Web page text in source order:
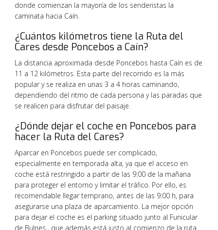
donde comienzan la mayoría de los senderistas la
caminata hacia Caín.
¿Cuántos kilómetros tiene la Ruta del
Cares desde Poncebos a Caín?
La distancia aproximada desde Poncebos hasta Caín es de
11 a 12 kilómetros. Esta parte del recorrido es la más
popular y se realiza en unas 3 a 4 horas caminando,
dependiendo del ritmo de cada persona y las paradas que
se realicen para disfrutar del paisaje.
¿Dónde dejar el coche en Poncebos para
hacer la Ruta del Cares?
Aparcar en Poncebos puede ser complicado,
especialmente en temporada alta, ya que el acceso en
coche está restringido a partir de las 9:00 de la mañana
para proteger el entorno y limitar el tráfico. Por ello, es
recomendable llegar temprano, antes de las 9:00 h, para
asegurarse una plaza de aparcamiento. La mejor opción
para dejar el coche es el parking situado junto al Funicular
de Bulnes , que además está justo al comienzo de la ruta.